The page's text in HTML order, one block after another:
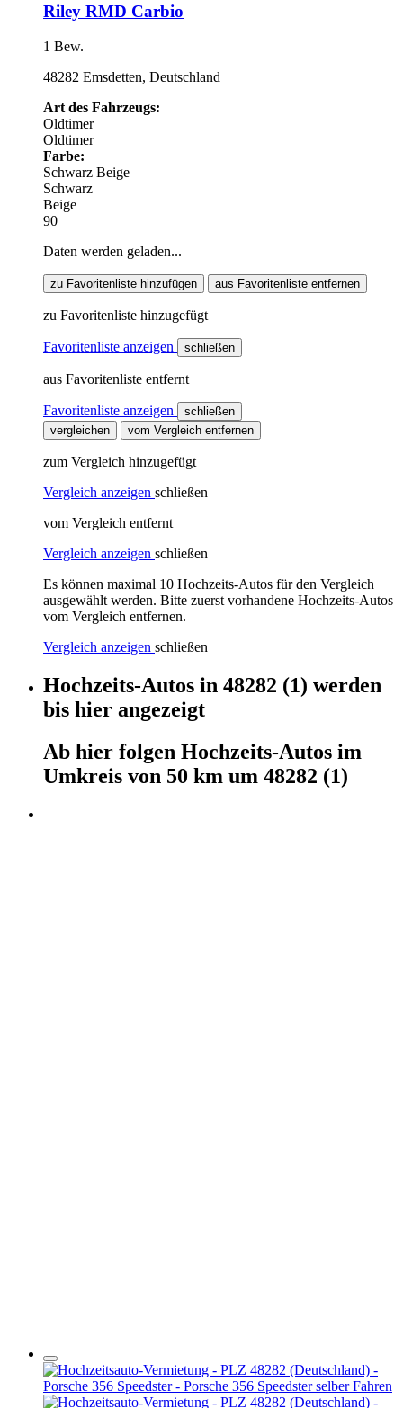
Riley RMD Carbio
1 Bew.
48282 Emsdetten, Deutschland
Art des Fahrzeugs:
Oldtimer
Oldtimer
Farbe:
Schwarz Beige
Schwarz
Beige
90
Daten werden geladen...
zu Favoritenliste hinzufügen aus Favoritenliste entfernen
zu Favoritenliste hinzugefügt
Favoritenliste anzeigen schließen
aus Favoritenliste entfernt
Favoritenliste anzeigen
schließen
vergleichen
vom Vergleich entfernen
zum Vergleich hinzugefügt
Vergleich anzeigen schließen
vom Vergleich entfernt
Vergleich anzeigen schließen
Es können maximal 10 Hochzeits-Autos für den Vergleich
ausgewählt werden. Bitte zuerst vorhandene Hochzeits-Autos
vom Vergleich entfernen.
Vergleich anzeigen schließen
Hochzeits-Autos in 48282 (1) werden
bis hier angezeigt
Ab hier folgen Hochzeits-Autos im
Umkreis von 50 km um 48282 (1)